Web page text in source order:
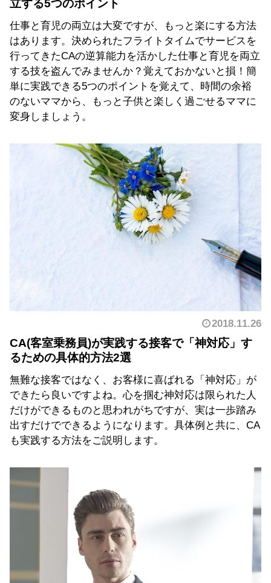
立する5つのポイント
仕事と育児の両立は大変ですが、もっと楽にする方法
はあります。決められたフライトタイムでサービスを
行ってきたCAの逆算能力を活かした仕事と育児を両立
する技を盗んでみませんか？覚えておかないと損！簡
単に実践できる5つのポイントを覚えて、時間の余裕
のないママから、もっと子供と楽しく過ごせるママに
変身しましょう。
2018.11.26
CA(客室乗務員)が実践する接客で「神対応」す
るための具体的方法2選
無難な接客ではなく、お客様に喜ばれる「神対応」が
できたら良いですよね。心を掴む神対応は限られた人
だけができるものと思われがちですが、実は一歩踏み
出すだけでできるようになります。具体例と共に、CA
も実践する方法をご説明します。